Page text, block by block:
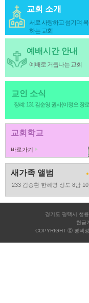
교회 소개
서로 사랑하고 섬기며
하는 교회
예배시간 안내
예배로 거듭나는 교회
교인 소식
장례: 131 김순영 권사(이정오 장
교회학교
바로가기
새가족 앨범
233 김승환 한혜영 성도 8남 10
경기도 평택시 청
헌금
COPYRIGHT ⓒ 평택